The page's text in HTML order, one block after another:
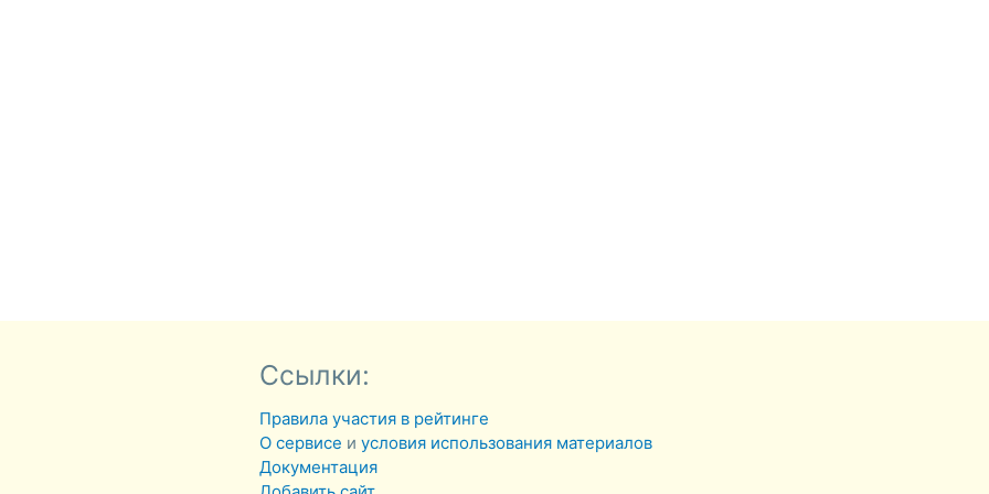
Ссылки:
Правила участия в рейтинге
О сервисе иусловия использования материалов
Документация